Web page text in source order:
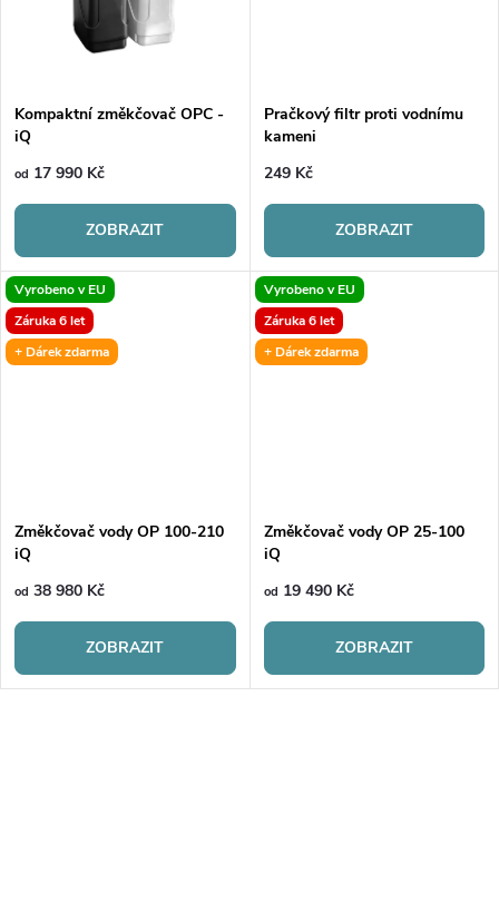
ů
Kompaktní změkčovač OPC -
iQ
od 17 990 Kč
ZOBRAZIT
Pračkový filtr proti vodnímu
kameni
249 Kč
ZOBRAZIT
Vyrobeno v EU
Záruka 6 let
+ Dárek zdarma
Změkčovač vody OP 100-210
iQ
od 38 980 Kč
ZOBRAZIT
Vyrobeno v EU
Záruka 6 let
+ Dárek zdarma
Změkčovač vody OP 25-100
iQ
od 19 490 Kč
ZOBRAZIT